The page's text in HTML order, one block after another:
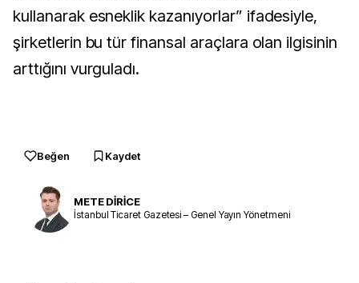
kullanarak esneklik kazanıyorlar” ifadesiyle,
şirketlerin bu tür finansal araçlara olan ilgisinin
arttığını vurguladı.
Beğen Kaydet
METE DİRİCE
İstanbul Ticaret Gazetesi – Genel Yayın Yönetmeni